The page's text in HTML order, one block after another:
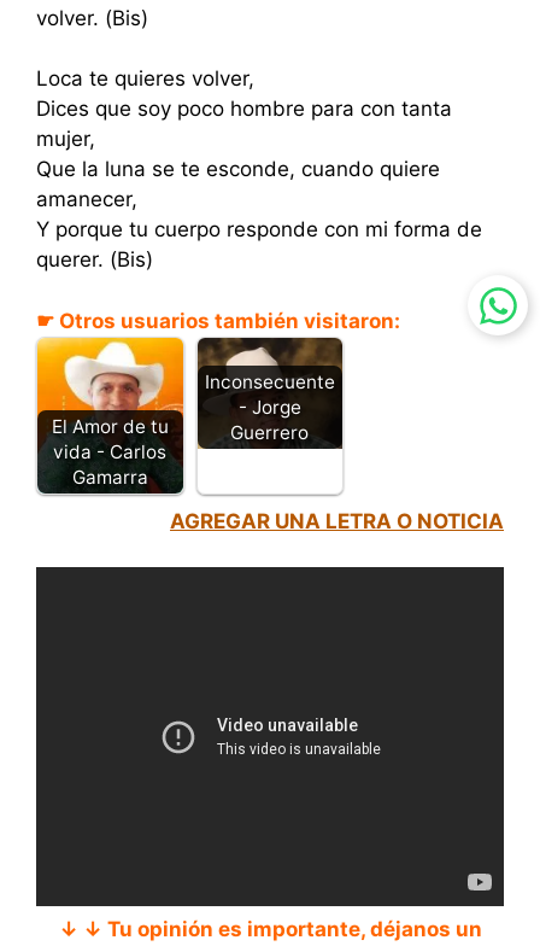
volver. (Bis)
Loca te quieres volver,
Dices que soy poco hombre para con tanta
mujer,
Que la luna se te esconde, cuando quiere
amanecer,
Y porque tu cuerpo responde con mi forma de
querer. (Bis)
☛ Otros usuarios también visitaron:
El Amor de tu
vida - Carlos
Gamarra
Inconsecuente
- Jorge
Guerrero
AGREGAR UNA LETRA O NOTICIA
↓ ↓ Tu opinión es importante, déjanos un